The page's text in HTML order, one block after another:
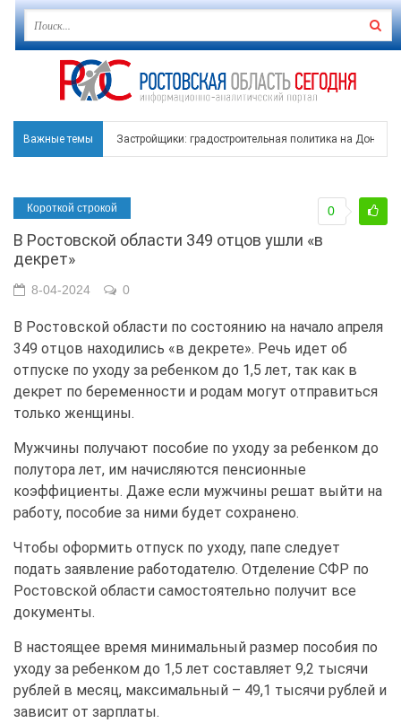
Важные темы Застройщики: градостроительная политика на Дону
В Чеховской библиотеке Таганрога открылась
В Ростове задержан подозреваемый в ночном
Среди детей, ставших жертвами вражеской атаки в
Короткой строкой
В Ростовской области 349 отцов ушли «в
декрет»
0
8-04-2024 0
В Ростовской области по состоянию на начало апреля
349 отцов находились «в декрете». Речь идет об
отпуске по уходу за ребенком до 1,5 лет, так как в
декрет по беременности и родам могут отправиться
только женщины.
Мужчины получают пособие по уходу за ребенком до
полутора лет, им начисляются пенсионные
коэффициенты. Даже если мужчины решат выйти на
работу, пособие за ними будет сохранено.
Чтобы оформить отпуск по уходу, папе следует
подать заявление работодателю. Отделение СФР по
Ростовской области самостоятельно получит все
документы.
В настоящее время минимальный размер пособия по
уходу за ребенком до 1,5 лет составляет 9,2 тысячи
рублей в месяц, максимальный – 49,1 тысячи рублей и
зависит от зарплаты.